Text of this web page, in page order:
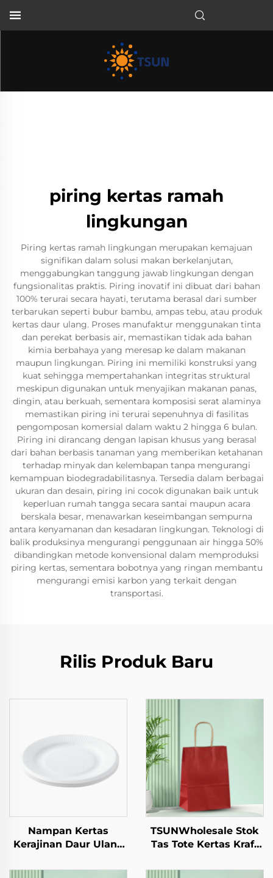
piring kertas ramah
lingkungan
Piring kertas ramah lingkungan merupakan kemajuan
signifikan dalam solusi makan berkelanjutan,
menggabungkan tanggung jawab lingkungan dengan
fungsionalitas praktis. Piring inovatif ini dibuat dari bahan
100% terurai secara hayati, terutama berasal dari sumber
terbarukan seperti bubur bambu, ampas tebu, atau produk
kertas daur ulang. Proses manufaktur menggunakan tinta
dan perekat berbasis air, memastikan tidak ada bahan
kimia berbahaya yang meresap ke dalam makanan
maupun lingkungan. Piring ini memiliki konstruksi yang
kuat sehingga mempertahankan integritas struktural
meskipun digunakan untuk menyajikan makanan panas,
dingin, atau berkuah, sementara komposisi serat alaminya
memastikan piring ini terurai sepenuhnya di fasilitas
pengomposan komersial dalam waktu 2 hingga 6 bulan.
Piring ini dirancang dengan lapisan khusus yang berasal
dari bahan berbasis tanaman yang memberikan ketahanan
terhadap minyak dan kelembapan tanpa mengurangi
kemampuan biodegradabilitasnya. Tersedia dalam berbagai
ukuran dan desain, piring ini cocok digunakan baik untuk
keperluan rumah tangga secara santai maupun acara
berskala besar, menawarkan keseimbangan sempurna
antara kenyamanan dan kesadaran lingkungan. Teknologi di
balik produksinya mengurangi penggunaan air hingga 50%
dibandingkan metode konvensional dalam memproduksi
piring kertas, sementara bobotnya yang ringan membantu
mengurangi emisi karbon yang terkait dengan
transportasi.
Rilis Produk Baru
Nampan Kertas
Kerajinan Daur Ulang
Camilan, Sushi, Pizza,
TSUNWholesale Stok
Tas Tote Kertas Kraft
untuk Pengambilan